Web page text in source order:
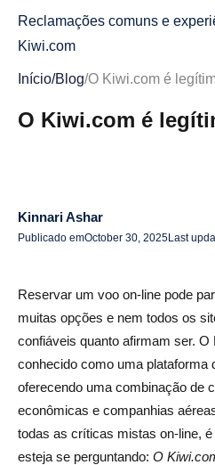
Reclamações comuns e
Kiwi.com
Classificações Trustpilot e
Principais vantagens e
Por que alguns viajantes
Batalhas legais envolvendo
precisa saber
Preocupações éticas nas
Kiwi.com
Conclusão: O Kiwi.com é
seu próximo voo?
Início/Blog/O Kiwi.com é
O Kiwi.com é
Kinnari Ashar
Publicado emOctober 30, 2025Last
Reservar um voo on-line pode
muitas opções e nem todos os
confiáveis quanto afirmam ser. O
conhecido como uma plataforma
oferecendo uma combinação de
econômicas e companhias
todas as críticas mistas on-line,
esteja se perguntando: O